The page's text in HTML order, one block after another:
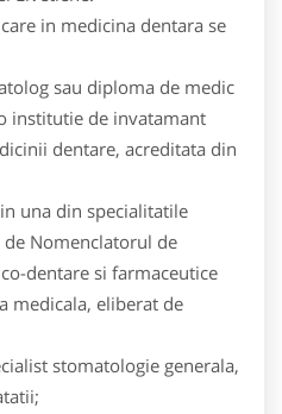
in medicina dentara se
sau diploma de medic
institutie de invatamant
dentare, acreditata din
una din specialitatile
Nomenclatorul de
dentare si farmaceutice
medicala, eliberat de
stomatologie generala,